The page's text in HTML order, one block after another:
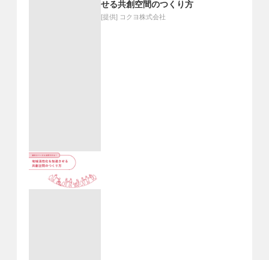
せる共創空間のつくり方
[提供] コクヨ株式会社